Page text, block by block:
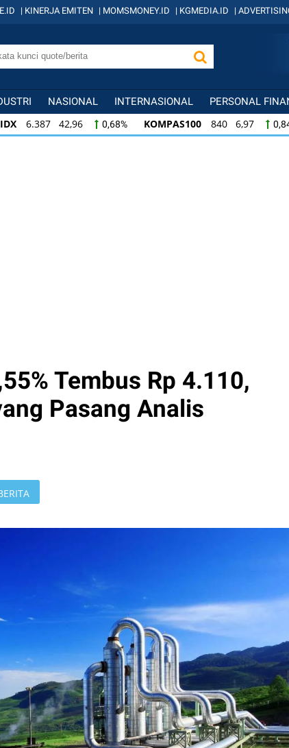
| KINERJA EMITEN | MOMSMONEY.ID | KGMEDIA.ID |
NASIONAL INTERNASIONAL PERSONAL
IDX 6.387 42,96 0,68% KOMPAS100 840 6,97
KOMPAS100
840 6,97 0,84% LQ45 637 6,03 0,96%
Tembus Rp 4.110,
Pasang Analis